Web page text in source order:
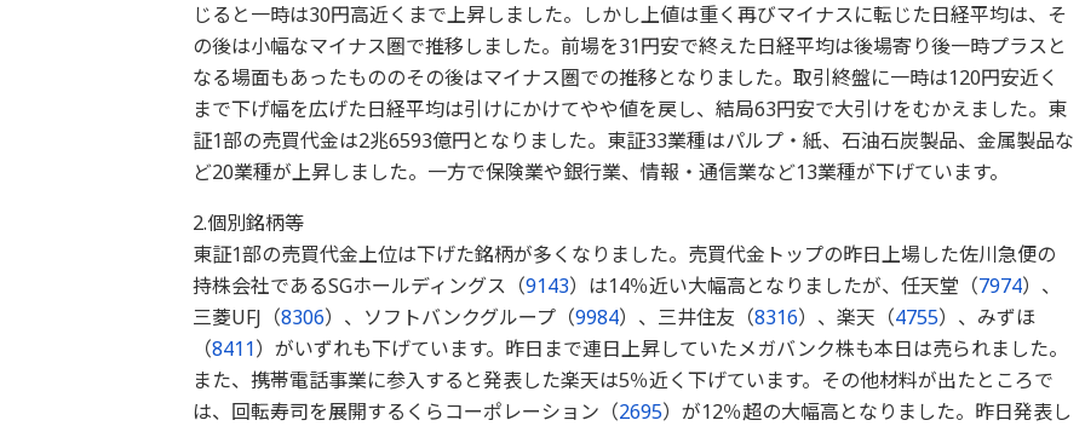
じると一時は30円高近くまで上昇しました。しかし上値は重く再びマイナスに転じた日経平均は、そ
の後は小幅なマイナス圏で推移しました。前場を31円安で終えた日経平均は後場寄り後一時プラスと
なる場面もあったもののその後はマイナス圏での推移となりました。取引終盤に一時は120円安近く
まで下げ幅を広げた日経平均は引けにかけてやや値を戻し、結局63円安で大引けをむかえました。東
証1部の売買代金は2兆6593億円となりました。東証33業種はパルプ・紙、石油石炭製品、金属製品な
ど20業種が上昇しました。一方で保険業や銀行業、情報・通信業など13業種が下げています。
2.個別銘柄等
東証1部の売買代金上位は下げた銘柄が多くなりました。売買代金トップの昨日上場した佐川急便の
持株会社であるSGホールディングス（9143）は14％近い大幅高となりましたが、任天堂（7974）、
三菱UFJ（8306）、ソフトバンクグループ（9984）、三井住友（8316）、楽天（4755）、みずほ
（8411）がいずれも下げています。昨日まで連日上昇していたメガバンク株も本日は売られました。
また、携帯電話事業に参入すると発表した楽天は5％近く下げています。その他材料が出たところで
は、回転寿司を展開するくらコーポレーション（2695）が12％超の大幅高となりました。昨日発表し